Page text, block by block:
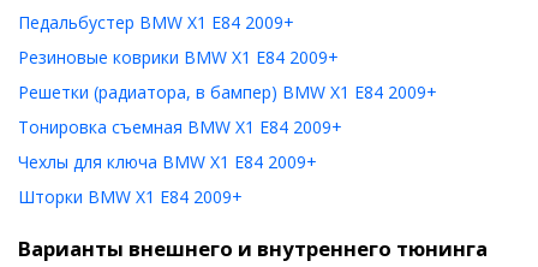
Педальбустер BMW X1 E84 2009+
Резиновые коврики BMW X1 E84 2009+
Решетки (радиатора, в бампер) BMW X1 E84 2009+
Тонировка съемная BMW X1 E84 2009+
Чехлы для ключа BMW X1 E84 2009+
Шторки BMW X1 E84 2009+
Варианты внешнего и внутреннего тюнинга